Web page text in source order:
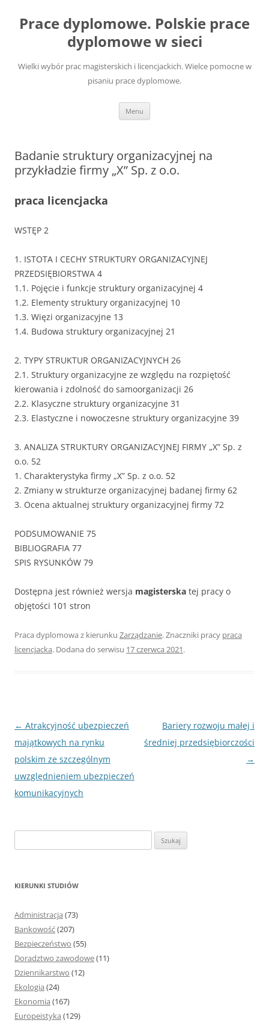
treści
Prace dyplomowe. Polskie prace
dyplomowe w sieci
Wielki wybór prac magisterskich i licencjackich. Wielce pomocne w
pisaniu prace dyplomowe.
Menu
Badanie struktury organizacyjnej na
przykładzie firmy „X” Sp. z o.o.
praca licencjacka
WSTĘP 2
1. ISTOTA I CECHY STRUKTURY ORGANIZACYJNEJ
PRZEDSIĘBIORSTWA 4
1.1. Pojęcie i funkcje struktury organizacyjnej 4
1.2. Elementy struktury organizacyjnej 10
1.3. Więzi organizacyjne 13
1.4. Budowa struktury organizacyjnej 21
2. TYPY STRUKTUR ORGANIZACYJNYCH 26
2.1. Struktury organizacyjne ze względu na rozpiętość
kierowania i zdolność do samoorganizacji 26
2.2. Klasyczne struktury organizacyjne 31
2.3. Elastyczne i nowoczesne struktury organizacyjne 39
3. ANALIZA STRUKTURY ORGANIZACYJNEJ FIRMY „X” Sp. z
o.o. 52
1. Charakterystyka firmy „X” Sp. z o.o. 52
2. Zmiany w strukturze organizacyjnej badanej firmy 62
3. Ocena aktualnej struktury organizacyjnej firmy 72
PODSUMOWANIE 75
BIBLIOGRAFIA 77
SPIS RYSUNKÓW 79
Dostępna jest również wersja magisterska tej pracy o
objętości 101 stron
Praca dyplomowa z kierunku Zarządzanie. Znaczniki pracy praca
licencjacka. Dodana do serwisu 17 czerwca 2021.
Nawigacja
wpisu
← Atrakcyjność ubezpieczeń
majątkowych na rynku
polskim ze szczególnym
uwzględnieniem ubezpieczeń
komunikacyjnych
Bariery rozwoju małej i
średniej przedsiębiorczości
→
z
KIERUNKI STUDIÓW
Administracja (73)
Bankowość(207)
Bezpieczeństwo (55)
Doradztwo zawodowe(11)
Dziennikarstwo (12)
Ekologia (24)
Ekonomia (167)
Europeistyka (129)